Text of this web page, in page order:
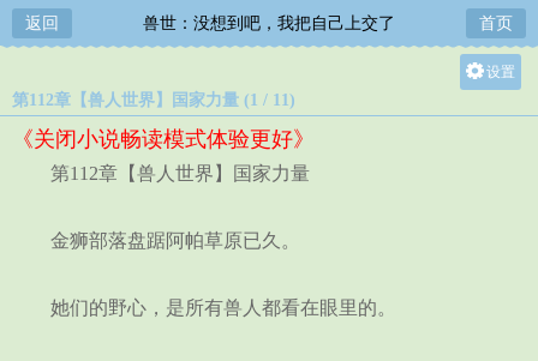
返回 兽世：没想到吧，我把自己上交了 首页
设置
第112章【兽人世界】国家力量 (1 / 11)
《关闭小说畅读模式体验更好》
第112章【兽人世界】国家力量
金狮部落盘踞阿帕草原已久。
她们的野心，是所有兽人都看在眼里的。